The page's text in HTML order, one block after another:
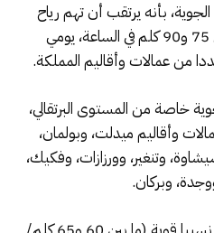
بأنه يرتقب أن تهم رياح
قوية محليا تبلغ سرعتها ما بين 75 و90 كلم في الساعة، يومي
من عمالات وأقاليم المملكة.
خاصة من المستوى البرتقالي،
وأقاليم ميدلت، وبولمان،
وتنغير، وورزازات، وفكيك،
وبركان.